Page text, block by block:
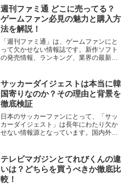
しい方も多いでしょう。しかし、初めて
手に入れる方や定期的に購読...
週刊ファミ通 どこに売ってる？
ゲームファン必見の魅力と購入方
法を解説！
「週刊ファミ通」は、ゲームファンにと
って欠かせない情報誌です。新作ソフト
の発売情報、ランキング、業界の最新ニ
います。しかし、どこで買えるのか、販
売場所を知らない方も多い...
サッカーダイジェストは本当に韓
国寄りなのか？その理由と背景を
徹底検証
日本のサッカーファンにとって、「サッ
カーダイジェスト」は長年にわたり欠か
せない情報源となっています。国内外の
持されてきました。しかし、近年一部の
読者から「サッカーダイジェ...
テレビマガジンとてれびくんの違
いは？どちらを買うべきか徹底比
較！